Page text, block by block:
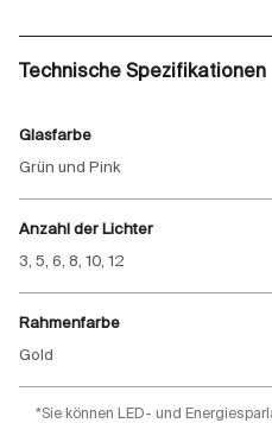
Technische Spezifikationen
Glasfarbe
Grün und Pink
Anzahl der Lichter
3, 5, 6, 8, 10, 12
Rahmenfarbe
Gold
*Sie können LED- und